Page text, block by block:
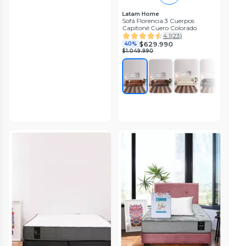
Latam Home
Sofá Florencia 3 Cuerpos
Capitoné Cuero Colorado
4.1(23)
40% $629.990
$1.049.990